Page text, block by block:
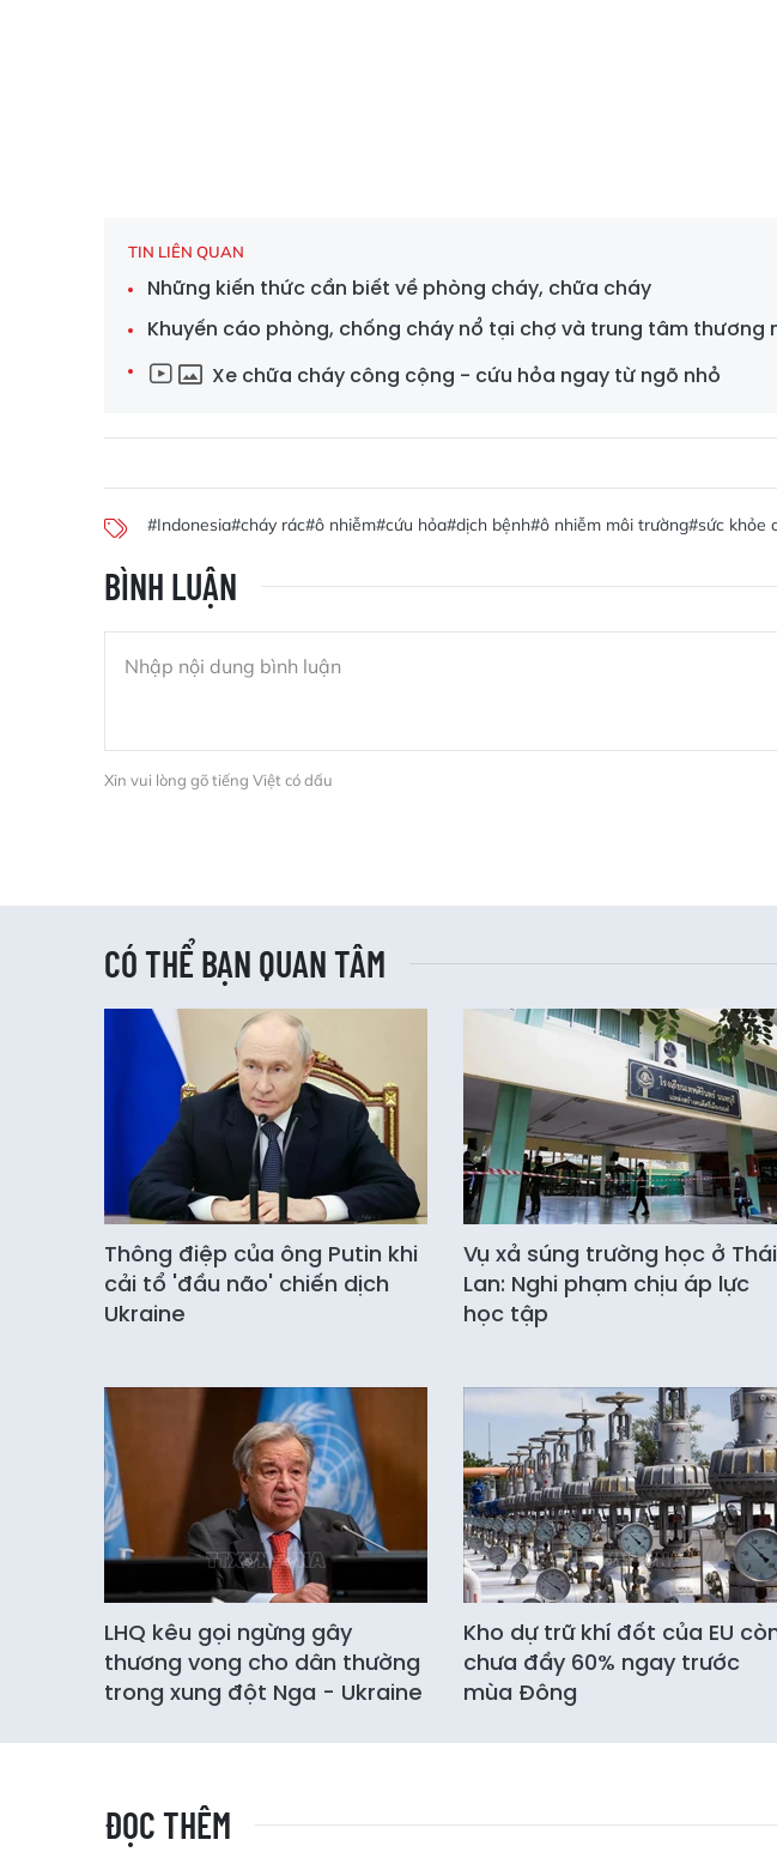
TIN LIÊN QUAN
Những kiến thức cần biết về phòng cháy, chữa cháy
Khuyến cáo phòng, chống cháy nổ tại chợ và trung tâm thương
Xe chữa cháy công cộng - cứu hỏa ngay từ ngõ nhỏ
#Indonesia#cháy rác#ô nhiễm#cứu hỏa#dịch bệnh#ô nhiễm môi trường#sức khỏe
BÌNH LUẬN
Xin vui lòng gõ tiếng Việt có dấu
CÓ THỂ BẠN QUAN TÂM
Thông điệp của ông Putin khi
cải tổ 'đầu não' chiến dịch
Ukraine
Vụ xả súng trường học ở Thái
Lan: Nghi phạm chịu áp lực
học tập
LHQ kêu gọi ngừng gây
thương vong cho dân thường
trong xung đột Nga - Ukraine
Kho dự trữ khí đốt của EU
chưa đầy 60% ngay trước
mùa Đông
ĐỌC THÊM